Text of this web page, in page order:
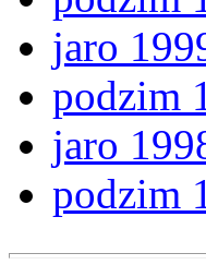
jaro
podzim
jaro
podzim